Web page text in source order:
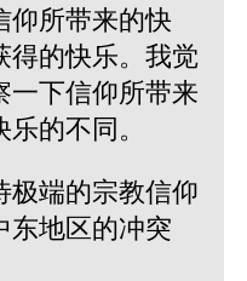
仰所带来的快
得的快乐。我觉
一下信仰所带来
的不同。
极端的宗教信仰
东地区的冲突